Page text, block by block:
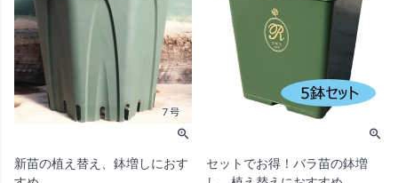
新苗の植え替え、鉢増しにおす
セットでお得！バラ苗の鉢増